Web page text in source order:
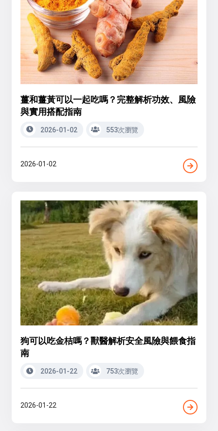
薑和薑黃可以一起吃嗎？完整解析功效、風險
與實用搭配指南
2026-01-02 553次瀏覽
2026-01-02
狗可以吃金桔嗎？獸醫解析安全風險與餵食指
南
2026-01-22 753次瀏覽
2026-01-22